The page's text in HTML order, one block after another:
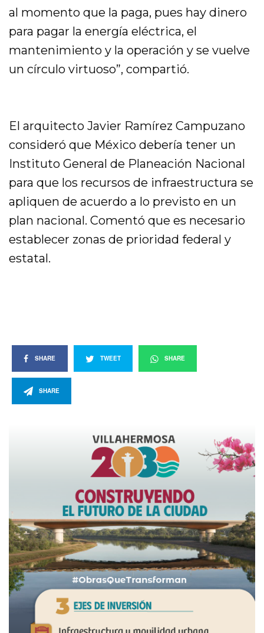
al momento que la paga, pues hay dinero
para pagar la energía eléctrica, el
mantenimiento y la operación y se vuelve
un círculo virtuoso”, compartió.
El arquitecto Javier Ramírez Campuzano
consideró que México debería tener un
Instituto General de Planeación Nacional
para que los recursos de infraestructura se
apliquen de acuerdo a lo previsto en un
plan nacional. Comentó que es necesario
establecer zonas de prioridad federal y
estatal.
SHARE TWEET SHARE
SHARE